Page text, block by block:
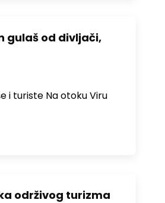
gulaš od divljači,
i turiste Na otoku Viru
održivog turizma